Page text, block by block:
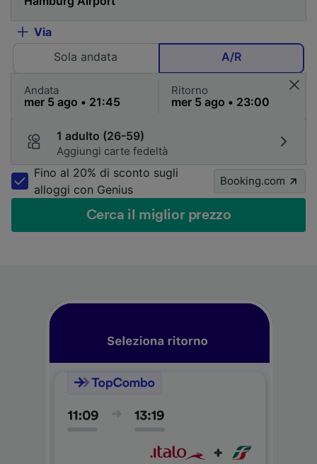
Via
Sola andata
A/R
Andata Ritorno
1 adulto (26-59)
Aggiungi carte fedeltà
Fino al 20% di sconto sugli
alloggi con Genius
Booking.com
Cerca il miglior prezzo